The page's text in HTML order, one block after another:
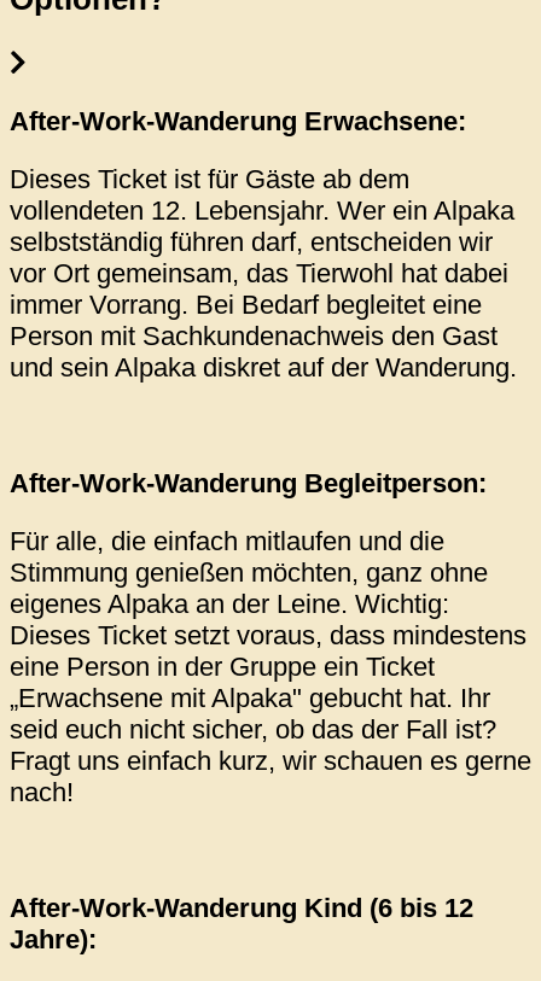
After-Work-Wanderung Erwachsene:
Dieses Ticket ist für Gäste ab dem
vollendeten 12. Lebensjahr. Wer ein Alpaka
selbstständig führen darf, entscheiden wir
vor Ort gemeinsam, das Tierwohl hat dabei
immer Vorrang. Bei Bedarf begleitet eine
Person mit Sachkundenachweis den Gast
und sein Alpaka diskret auf der Wanderung.
After-Work-Wanderung Begleitperson:
Für alle, die einfach mitlaufen und die
Stimmung genießen möchten, ganz ohne
eigenes Alpaka an der Leine. Wichtig:
Dieses Ticket setzt voraus, dass mindestens
eine Person in der Gruppe ein Ticket
„Erwachsene mit Alpaka" gebucht hat. Ihr
seid euch nicht sicher, ob das der Fall ist?
Fragt uns einfach kurz, wir schauen es gerne
nach!
After-Work-Wanderung Kind (6 bis 12
Jahre):